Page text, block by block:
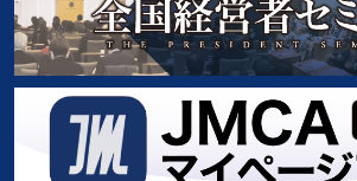
インバウンド 老舗企業